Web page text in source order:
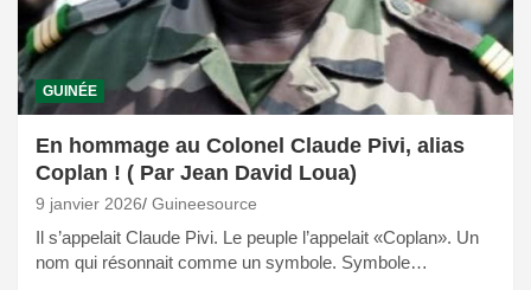
GUINÉE
En hommage au Colonel Claude Pivi, alias
Coplan ! ( Par Jean David Loua)
9 janvier 2026 Guineesource
Il s’appelait Claude Pivi. Le peuple l’appelait «Coplan». Un
nom qui résonnait comme un symbole. Symbole…